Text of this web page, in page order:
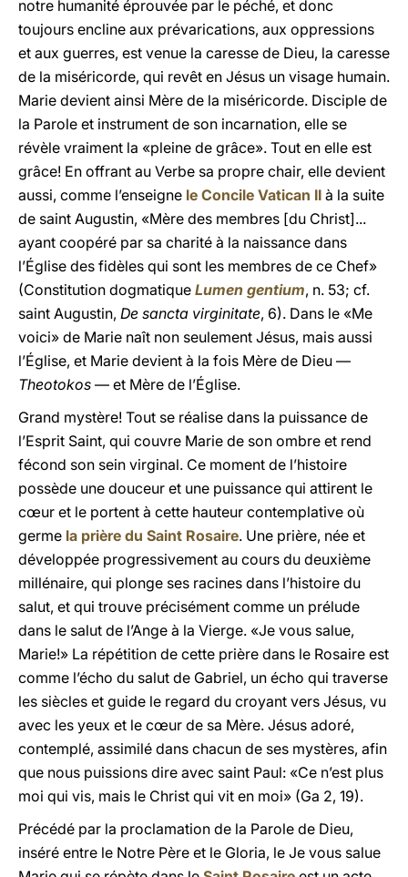
notre humanité éprouvée par le péché, et donc
toujours encline aux prévarications, aux oppressions
et aux guerres, est venue la caresse de Dieu, la caresse
de la miséricorde, qui revêt en Jésus un visage humain.
Marie devient ainsi Mère de la miséricorde. Disciple de
la Parole et instrument de son incarnation, elle se
révèle vraiment la «pleine de grâce». Tout en elle est
grâce! En offrant au Verbe sa propre chair, elle devient
aussi, comme l’enseigne le Concile Vatican II à la suite
de saint Augustin, «Mère des membres [du Christ]...
ayant coopéré par sa charité à la naissance dans
l’Église des fidèles qui sont les membres de ce Chef»
(Constitution dogmatique Lumen gentium, n. 53; cf.
saint Augustin, De sancta virginitate, 6). Dans le «Me
voici» de Marie naît non seulement Jésus, mais aussi
l’Église, et Marie devient à la fois Mère de Dieu —
Theotokos — et Mère de l’Église.
Grand mystère! Tout se réalise dans la puissance de
l’Esprit Saint, qui couvre Marie de son ombre et rend
fécond son sein virginal. Ce moment de l’histoire
possède une douceur et une puissance qui attirent le
cœur et le portent à cette hauteur contemplative où
germe la prière du Saint Rosaire. Une prière, née et
développée progressivement au cours du deuxième
millénaire, qui plonge ses racines dans l’histoire du
salut, et qui trouve précisément comme un prélude
dans le salut de l’Ange à la Vierge. «Je vous salue,
Marie!» La répétition de cette prière dans le Rosaire est
comme l’écho du salut de Gabriel, un écho qui traverse
les siècles et guide le regard du croyant vers Jésus, vu
avec les yeux et le cœur de sa Mère. Jésus adoré,
contemplé, assimilé dans chacun de ses mystères, afin
que nous puissions dire avec saint Paul: «Ce n’est plus
moi qui vis, mais le Christ qui vit en moi» (Ga 2, 19).
Précédé par la proclamation de la Parole de Dieu,
inséré entre le Notre Père et le Gloria, le Je vous salue